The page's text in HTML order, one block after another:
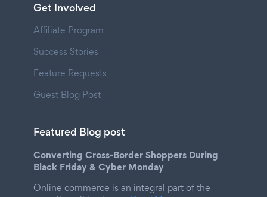
Get Involved
Affiliate Program
Success Stories
Feature Requests
Guest Blog Post
Featured Blog post
Converting Cross-Border Shoppers During
Black Friday & Cyber Monday
Online commerce is an integral part of the